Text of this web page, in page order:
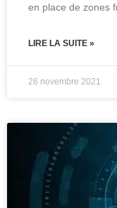
en place de zones
LIRE LA SUITE »
26 novembre 2021